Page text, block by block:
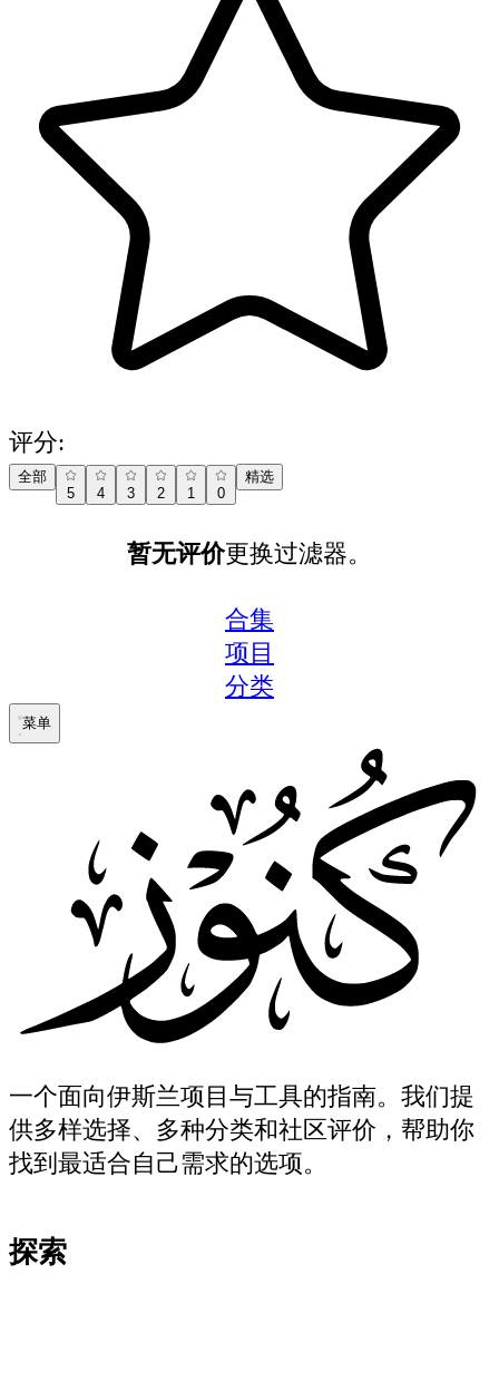
评分:
全部
5
4 3 2 1 0
精选
暂无评价更换过滤器。
合集
项目
分类
菜单
一个面向伊斯兰项目与工具的指南。我们提
供多样选择、多种分类和社区评价，帮助你
找到最适合自己需求的选项。
探索